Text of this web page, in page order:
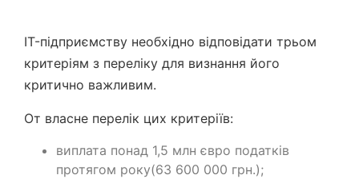
IT-підприємству необхідно відповідати трьом
критеріям з переліку для визнання його
критично важливим.
От власне перелік цих критеріїв:
виплата понад 1,5 млн євро податків
протягом року(63 600 000 грн.);